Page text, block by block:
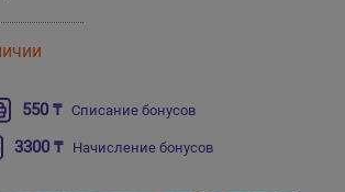
550 ₸ Списание бонусов
3300 ₸ Начисление бонусов